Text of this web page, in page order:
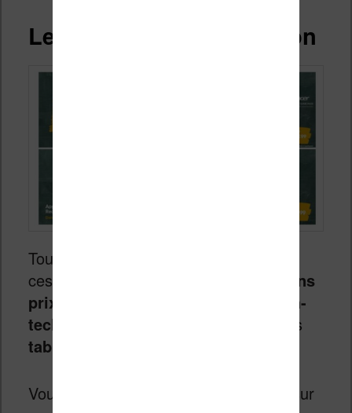
Le high tech en promotion
Tous les sites e-commerce profitent de
ces quelques jours pour afficher
de bons
prix sur de nombreux appareils high-
tech
et des
tablettes
Vous pouvez consulter les réductions sur